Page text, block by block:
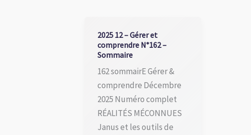
2025 12 – Gérer et
comprendre N°162 –
Sommaire
162 sommairE Gérer &
comprendre Décembre
2025 Numéro complet
RÉALITÉS MÉCONNUES
Janus et les outils de